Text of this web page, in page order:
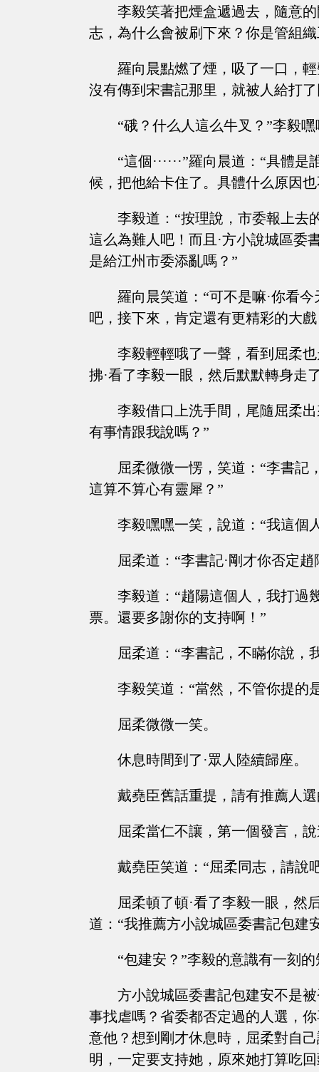
李毅笑著把煙盒遞過去，隨意
志，為什么會被刷下來？你是管組
羅向晨點燃了煙，吸了一口，
沒有傳到宋書記那里，就被人給打
“硪？什么人這么牛叉？”李毅
“這個······”羅向晨道：“具體
候，把他給卡住了。具體什么原因
李毅道：“按理說，市委報上去
這么為難人吧！而且·方小說城區委
是給江州市委添亂嗎？”
羅向晨笑道：“可不是嘛·你看
吧，接下來，肯定還有更精彩的大戲
李毅輕輕哦了一聲，看到屈柔
拂·看了李毅一眼，然后默默轉身走
李毅借口上洗手間，尾隨屈柔
有事情跟我說嗎？”
屈柔微微一愣，笑道：“李書記
這算不算心有靈犀？”
李毅嘿嘿一笑，說道：“我這個
屈柔道：“李書記·剛才你否定
李毅道：“趙陽這個人，我打過
票。還要多謝你的支持啊！”
屈柔道：“李書記，不瞞你說，
李毅笑道：“當然，不管你提的
屈柔微微一笑。
休息時間到了·眾人陸續歸座。
戴堯臣舊話重提，請有推薦人
屈柔當仁不讓，第一個發言，
戴堯臣笑道：“屈柔同志，請說
屈柔頓了頓·看了李毅一眼，然
道：“我推薦方小說城區委書記包建
“包建安？”李毅的意識有一刻
方小說城區委書記包建安不是
事找虐嗎？省委都否定過的人選，
意他？想到剛才休息時，屈柔對自
明，一定要支持她，原來她打算吃